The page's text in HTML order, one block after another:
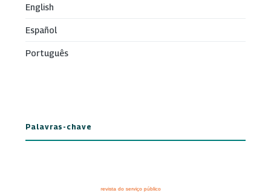
English
Español
Português
Palavras-chave